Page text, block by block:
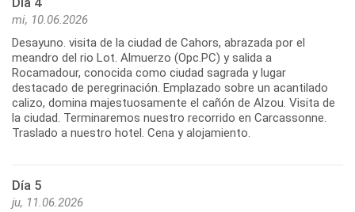
mi, 10.06.2026
Desayuno. visita de la ciudad de Cahors, abrazada por el
meandro del rio Lot. Almuerzo (Opc.PC) y salida a
Rocamadour, conocida como ciudad sagrada y lugar
destacado de peregrinación. Emplazado sobre un acantilado
calizo, domina majestuosamente el cañón de Alzou. Visita de
la ciudad. Terminaremos nuestro recorrido en Carcassonne.
Traslado a nuestro hotel. Cena y alojamiento.
Día 5
ju, 11.06.2026